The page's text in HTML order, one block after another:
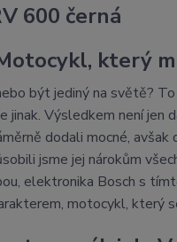
600 černá
který
být jediný na světě?
jinak. Výsledkem není jen
dodali mocné,
jsme jej nárokům
elektronika Bosch s
motocykl, který